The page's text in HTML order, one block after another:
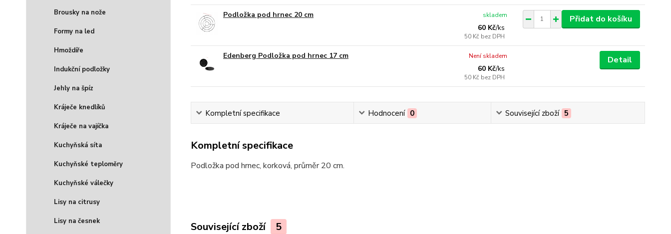
Brousky na nože
Formy na led
Hmoždíře
Indukční podložky
Jehly na špíz
Kráječe knedlíků
Kráječe na vajíčka
Kuchyňská síta
Kuchyňské teploměry
Kuchyňské válečky
Lisy na citrusy
Lisy na česnek
Podložka pod hrnec 20 cm
60 Kč/ks
50 Kč bez DPH
skladem Přidat do košíku
Edenberg Podložka pod hrnec 17 cm
60 Kč/ks
50 Kč bez DPH
Není skladem Detail
Kompletní specifikace Hodnocení 0 Související zboží 5
Kompletní specifikace
Podložka pod hrnec, korková, průměr 20 cm.
Související zboží 5